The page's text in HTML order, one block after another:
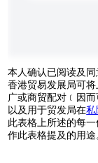
本人确认已阅读及
香港贸易发展局可
广或商贸配对﹝因
以及用于贸发局在私
此表格上所述的每
作此表格提及的用途